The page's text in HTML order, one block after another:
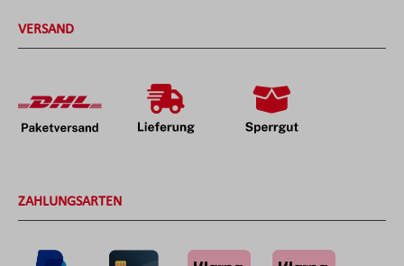
VERSAND
ZAHLUNGSARTEN